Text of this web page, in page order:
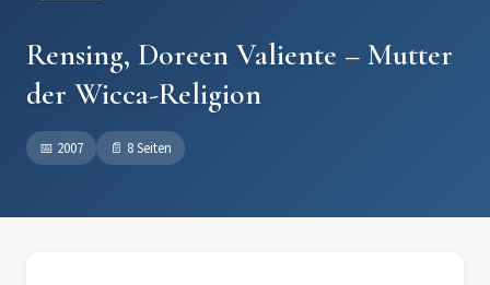
Rensing, Doreen Valiente – Mutter
der Wicca-Religion
📅 2007 📄 8 Seiten